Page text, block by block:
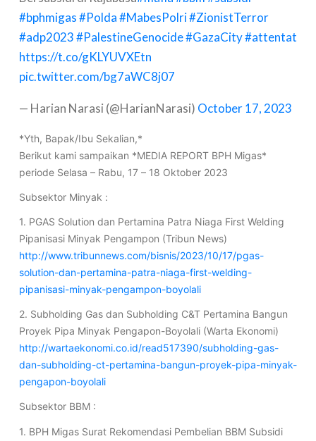
#bphmigas#Polda#MabesPolri#ZionistTerror
#adp2023#PalestineGenocide#GazaCity#attentat
https://t.co/gKLYUVXEtn
pic.twitter.com/bg7aWC8j07
— Harian Narasi (@HarianNarasi) October 17, 2023
*Yth, Bapak/Ibu Sekalian,*
Berikut kami sampaikan *MEDIA REPORT BPH Migas*
periode Selasa – Rabu, 17 – 18 Oktober 2023
Subsektor Minyak :
1. PGAS Solution dan Pertamina Patra Niaga First Welding
Pipanisasi Minyak Pengampon (Tribun News)
http://www.tribunnews.com/bisnis/2023/10/17/pgas-
solution-dan-pertamina-patra-niaga-first-welding-
pipanisasi-minyak-pengampon-boyolali
2. Subholding Gas dan Subholding C&T Pertamina Bangun
Proyek Pipa Minyak Pengapon-Boyolali (Warta Ekonomi)
http://wartaekonomi.co.id/read517390/subholding-gas-
dan-subholding-ct-pertamina-bangun-proyek-pipa-minyak-
pengapon-boyolali
Subsektor BBM :
1. BPH Migas Surat Rekomendasi Pembelian BBM Subsidi